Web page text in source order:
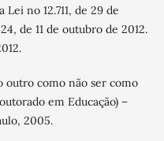
no 12.711, de 29 de
de 11 de outubro de 2012.
outro como não ser como
em Educação) –
2005.